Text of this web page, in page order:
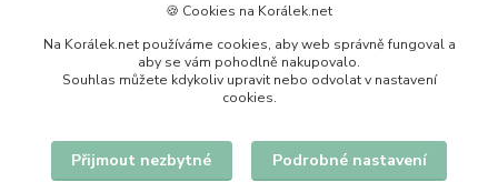
jkolarikova@koralek.net
🍪 Cookies na Korálek.net
Na Korálek.net používáme cookies, aby web správně fungoval a
aby se vám pohodlně nakupovalo.
Souhlas můžete kdykoliv upravit nebo odvolat v nastavení
cookies.
Přijmout nezbytné Podrobné nastavení